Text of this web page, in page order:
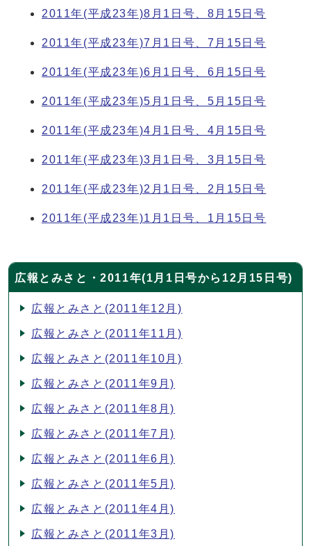
2011年(平成23年)8月1日号、8月15日号
2011年(平成23年)7月1日号、7月15日号
2011年(平成23年)6月1日号、6月15日号
2011年(平成23年)5月1日号、5月15日号
2011年(平成23年)4月1日号、4月15日号
2011年(平成23年)3月1日号、3月15日号
2011年(平成23年)2月1日号、2月15日号
2011年(平成23年)1月1日号、1月15日号
広報とみさと・2011年(1月1日号から12月15日号)
広報とみさと(2011年12月)
広報とみさと(2011年11月)
広報とみさと(2011年10月)
広報とみさと(2011年9月)
広報とみさと(2011年8月)
広報とみさと(2011年7月)
広報とみさと(2011年6月)
広報とみさと(2011年5月)
広報とみさと(2011年4月)
広報とみさと(2011年3月)